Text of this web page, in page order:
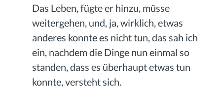
Das Leben, fügte er hinzu, müsse
weitergehen, und, ja, wirklich, etwas
anderes konnte es nicht tun, das sah ich
ein, nachdem die Dinge nun einmal so
standen, dass es überhaupt etwas tun
konnte, versteht sich.